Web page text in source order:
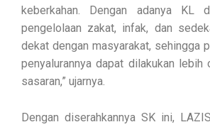
keberkahan. Dengan adanya KL
pengelolaan zakat, infak, dan
dekat dengan masyarakat, sehingga
penyalurannya dapat dilakukan
sasaran,” ujarnya.
Dengan diserahkannya SK ini,